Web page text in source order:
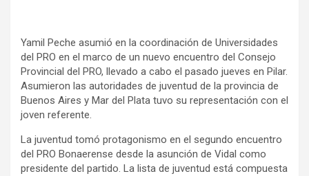
b
o
o
k
n
g
er
er s
A
p
gr
a
m
ri
e
n
y
Yamil Peche asumió en la coordinación de Universidades
del PRO en el marco de un nuevo encuentro del Consejo
Provincial del PRO, llevado a cabo el pasado jueves en Pilar.
Asumieron las autoridades de juventud de la provincia de
Buenos Aires y Mar del Plata tuvo su representación con el
joven referente.
La juventud tomó protagonismo en el segundo encuentro
del PRO Bonaerense desde la asunción de Vidal como
presidente del partido. La lista de juventud está compuesta